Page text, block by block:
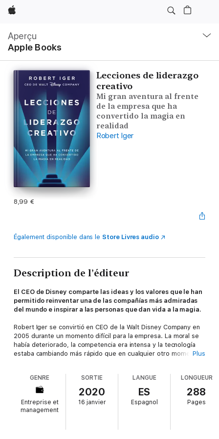
Apple
Aperçu
Apple Books
locale
Ouvrir
menu
Lecciones de liderazgo
creativo
Mi gran aventura al frente
de la empresa que ha
convertido la magia en
realidad
Robert Iger
8,99 €
Également disponible dans leStore Livres audio
Description de l’éditeur
El CEO de Disney comparte las ideas y los valores que le han
permitido reinventar una de las compañías más admiradas
del mundo e inspirar a las personas que dan vida a la magia.
Robert Iger se convirtió en CEO de la Walt Disney Company en
2005 durante un momento difícil para la empresa. La moral se
había deteriorado, la competencia era intensa y la tecnología
estaba cambiando más rápido que en cualquier otro momento
calidad, integrar la tecnología en lugar de luchar contra ella y
pensar con ambición y con una visión global para convertir a
Disney en una marca más fuerte en los mercados
internacionales.
Plus
GENRE
Entreprise et
management
SORTIE
2020
16 janvier
LANGUE
ES
Espagnol
LONGUEUR
288
Pages